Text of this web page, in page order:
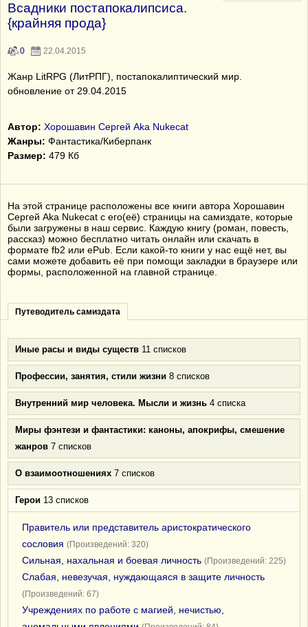
Всадники постапокалипсиса.
{крайняя прода}
0 22.04.2015
Жанр LitRPG (ЛитРПГ), постапокалиптический мир.
обновление от 29.04.2015
Автор: Хорошавин Сергей Aka Nukecat
Жанры: Фантастика/Киберпанк
Размер: 479 Кб
На этой странице расположены все книги автора Хорошавин
Сергей Aka Nukecat с его(её) страницы на самиздате, которые
были загружены в наш сервис. Каждую книгу (роман, повесть,
рассказ) можно бесплатно читать онлайн или скачать в
формате fb2 или ePub. Если какой-то книги у нас ещё нет, вы
сами можете добавить её при помощи закладки в браузере или
формы, расположенной на главной странице.
Путеводитель самиздата
Иные расы и виды существ 11 списков
Профессии, занятия, стили жизни 8 списков
Внутренний мир человека. Мысли и жизнь 4 списка
Миры фэнтези и фантастики: каноны, апокрифы, смешение
жанров 7 списков
О взаимоотношениях 7 списков
Герои 13 списков
Правитель или представитель аристократического
сословия (Произведений: 320)
Сильная, нахальная и боевая личность (Произведений: 225)
Слабая, невезучая, нуждающаяся в защите личность
(Произведений: 67)
Учреждениях по работе с магией, нечистью,